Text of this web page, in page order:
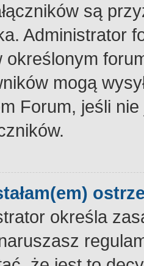
są
Administrator
określonym
mogą
Forum, jeśli
określa